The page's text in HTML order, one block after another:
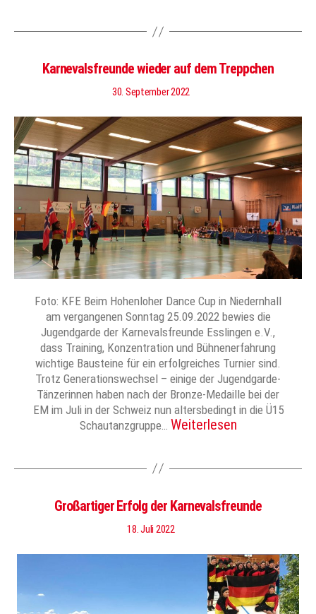
Karnevalsfreunde wieder auf dem Treppchen
30. September 2022
Foto: KFE Beim Hohenloher Dance Cup in Niedernhall
am vergangenen Sonntag 25.09.2022 bewies die
Jugendgarde der Karnevalsfreunde Esslingen e.V.,
dass Training, Konzentration und Bühnenerfahrung
wichtige Bausteine für ein erfolgreiches Turnier sind.
Trotz Generationswechsel – einige der Jugendgarde-
Tänzerinnen haben nach der Bronze-Medaille bei der
EM im Juli in der Schweiz nun altersbedingt in die Ü15
Schautanzgruppe… Weiterlesen
Großartiger Erfolg der Karnevalsfreunde
18. Juli 2022